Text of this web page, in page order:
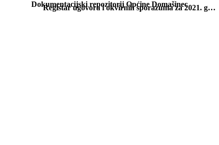
Registar ugovora i okvirnih sporazuma za 2021. godinu
Dokumentacijski repozitorij Općine Domašinec